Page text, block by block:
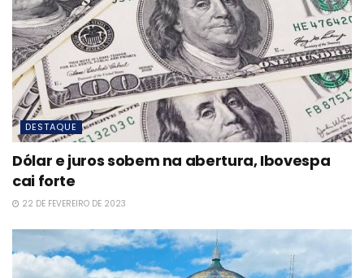
DESTAQUE
Dólar e juros sobem na abertura, Ibovespa
cai forte
22 DE FEVEREIRO DE 2023